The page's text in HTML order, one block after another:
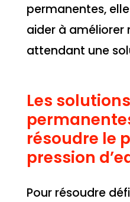
permanentes,
aider à améliorer
attendant une
Les solutions
résoudre le
pression
Pour résoudre